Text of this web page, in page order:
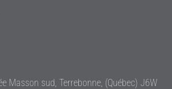
Masson sud, Terrebonne, (Québec) J6W